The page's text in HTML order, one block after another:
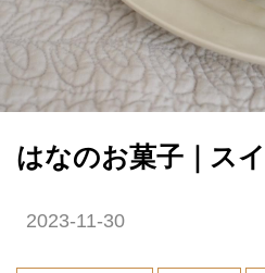
はなのお菓子｜ス
2023-11-30